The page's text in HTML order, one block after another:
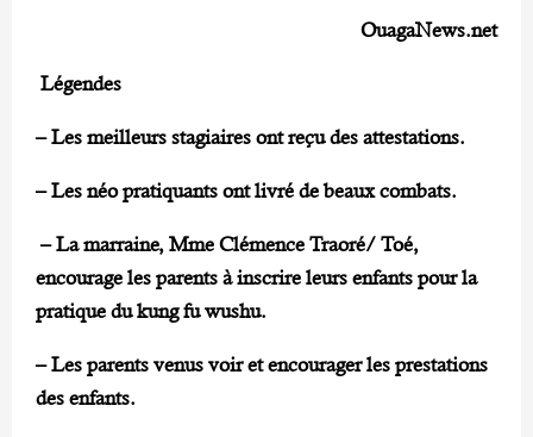
OuagaNews.net
Légendes
– Les meilleurs stagiaires ont reçu des attestations.
– Les néo pratiquants ont livré de beaux combats.
– La marraine, Mme Clémence Traoré/ Toé,
encourage les parents à inscrire leurs enfants pour la
pratique du kung fu wushu.
– Les parents venus voir et encourager les prestations
des enfants.